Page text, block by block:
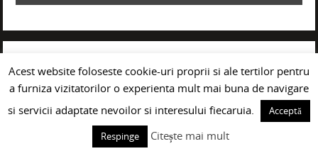
VRAJITOARE GHICITOARE
CLARVAZATOARE TAMADUITOARE
CRAIOVA
Acest website foloseste cookie-uri proprii si ale tertilor pentru
a furniza vizitatorilor o experienta mult mai buna de navigare
si servicii adaptate nevoilor si interesului fiecaruia.
Acceptă
Respinge
Citește mai mult